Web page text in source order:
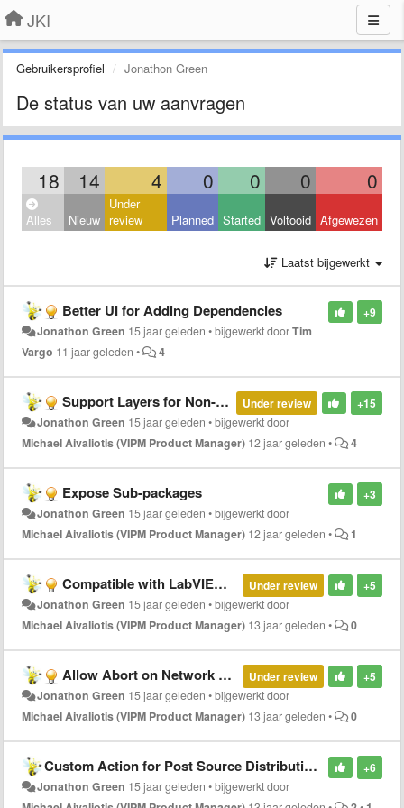
JKI
Gebruikersprofiel Jonathon Green
De status van uw aanvragen
18 14 4 0 0 0 0
Alles Nieuw
Under
review
Planned Started Voltooid Afgewezen
Laatst bijgewerkt
+9
Better UI for Adding Dependencies
Jonathon Green 15 jaar geleden •bijgewerkt doorTim
Vargo 11 jaar geleden • 4
+15
Under review
Support Layers for Non-VI icons (Sub-Palettes, category, etc)
Jonathon Green 15 jaar geleden •bijgewerkt door
Michael Aivaliotis (VIPM Product Manager) 12 jaar geleden • 4
+3
Expose Sub-packages
Jonathon Green 15 jaar geleden •bijgewerkt door
Michael Aivaliotis (VIPM Product Manager) 12 jaar geleden • 1
+5
Under review
Compatible with LabVIEW (CwLV) Field
Jonathon Green 15 jaar geleden •bijgewerkt door
Michael Aivaliotis (VIPM Product Manager) 13 jaar geleden • 0
+5
Under review
Allow Abort on Network Tasks
Jonathon Green 15 jaar geleden •bijgewerkt door
Michael Aivaliotis (VIPM Product Manager) 13 jaar geleden • 0
+6
Custom Action for Post Source Distribution (Before Packaging)
Jonathon Green 15 jaar geleden •bijgewerkt door